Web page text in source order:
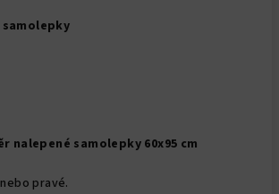
samolepky
nalepené samolepky 60x95 cm
pravé.